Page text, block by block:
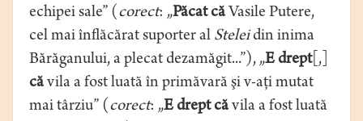
echipei sale” (corect: „Păcat că Vasile Putere,
cel mai înflăcărat suporter al Steleidin inima
Bărăganului, a plecat dezamăgit...”), „E drept[,]
căvila a fost luată în primăvară şi v-aţi mutat
mai târziu” (corect: „E drept căvila a fost luată